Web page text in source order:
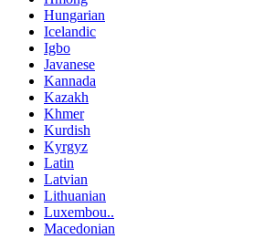
Hungarian
Icelandic
Igbo
Javanese
Kannada
Kazakh
Khmer
Kurdish
Kyrgyz
Latin
Latvian
Lithuanian
Luxembou..
Macedonian